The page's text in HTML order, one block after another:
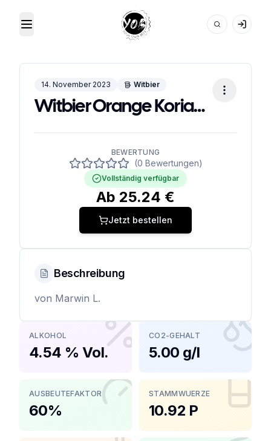
Toggle Menu Your Own Beer
14. November 2023 Witbier
Witbier Orange Koriander
BEWERTUNG
(0 Bewertungen)
Vollständig verfügbar
Ab 25.24 €
Jetzt bestellen
Beschreibung
von Marwin L.
ALKOHOL
4.54 % Vol.
CO2-GEHALT
5.00 g/l
AUSBEUTEFAKTOR
60%
STAMMWUERZE
10.92 P